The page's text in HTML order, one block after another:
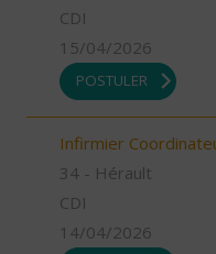
CDI
15/04/2026
POSTULER
Infirmier
34 - Hérault
CDI
14/04/2026